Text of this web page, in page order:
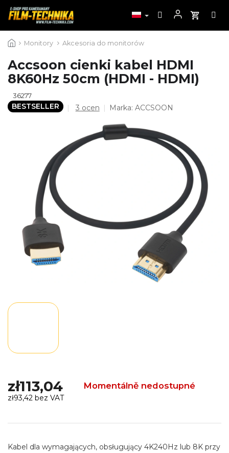
do
Monitory Akcesoria do monitorów
Accsoon cienki kabel HDMI
8K60Hz 50cm (HDMI - HDMI)
36277
BESTSELLER
Średnia
produktu
wynosi
5,0
3 ocen Marka:ACCSOON
zł113,04 Momentálně nedostupné
zł93,42 bez VAT
jednostkowa:
Kabel dla wymagających, obsługujący 4K240Hz lub 8K przy